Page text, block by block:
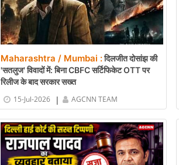
Maharashtra / Mumbai :दिलजीत दोसांझ की
'सतलुज' विवादों में: बिना CBFC सर्टिफिकेट OTT पर
रिलीज के बाद सरकार सख्त
15-Jul-2026
| AGCNN TEAM